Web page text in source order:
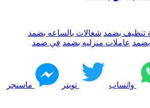
تنظيف بضمد شغالات بالساعه بضمد
عاملات منزليه بضمد في ضمد
واتساب تويتر ماسنجر